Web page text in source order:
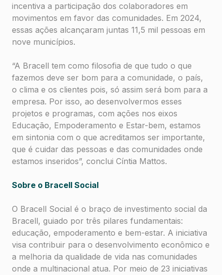
incentiva a participação dos colaboradores em
movimentos em favor das comunidades. Em 2024,
essas ações alcançaram juntas 11,5 mil pessoas em
nove municípios.
“A Bracell tem como filosofia de que tudo o que
fazemos deve ser bom para a comunidade, o país,
o clima e os clientes pois, só assim será bom para a
empresa. Por isso, ao desenvolvermos esses
projetos e programas, com ações nos eixos
Educação, Empoderamento e Estar-bem, estamos
em sintonia com o que acreditamos ser importante,
que é cuidar das pessoas e das comunidades onde
estamos inseridos”, conclui Cíntia Mattos.
Sobre o Bracell Social
O Bracell Social é o braço de investimento social da
Bracell, guiado por três pilares fundamentais:
educação, empoderamento e bem-estar. A iniciativa
visa contribuir para o desenvolvimento econômico e
a melhoria da qualidade de vida nas comunidades
onde a multinacional atua. Por meio de 23 iniciativas